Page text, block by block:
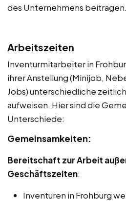
des Unternehmens beitragen.
Arbeitszeiten
Inventurmitarbeiter in
ihrer Anstellung (Minijob,
Jobs) unterschiedliche
aufweisen. Hier sind die
Unterschiede:
Gemeinsamkeiten:
Bereitschaft zur Arbeit
Geschäftszeiten:
Inventuren in Frohburg